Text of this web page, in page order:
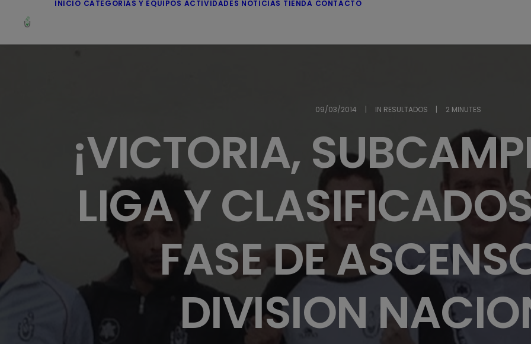
INICIO CATEGORÍAS Y EQUIPOS ACTIVIDADES NOTICIAS TIENDA CONTACTO
09/03/2014 | IN RESULTADOS | 2 MINUTES
¡VICTORIA,
LIGA Y
FASE DE
DIVISION